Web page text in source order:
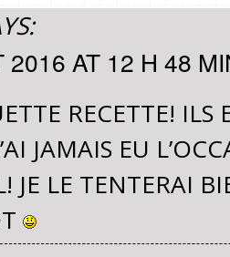
2016 AT 12 H 48
RECETTE!
JAMAIS EU
JE LE TENTERAI